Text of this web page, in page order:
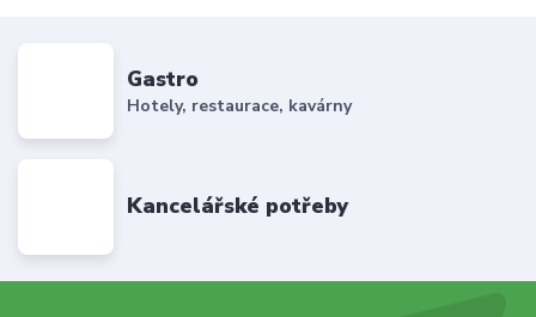
Gastro
Hotely, restaurace, kavárny
Kancelářské potřeby